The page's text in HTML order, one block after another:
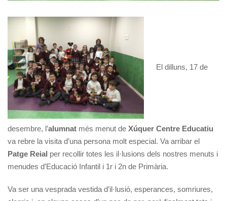
El dilluns, 17 de
desembre, l’alumnat més menut de Xúquer Centre Educatiu
va rebre la visita d’una persona molt especial. Va arribar el
Patge Reial per recollir totes les il·lusions dels nostres menuts i
menudes d’Educació Infantil i 1r i 2n de Primària.
Va ser una vesprada vestida d’il·lusió, esperances, somriures,